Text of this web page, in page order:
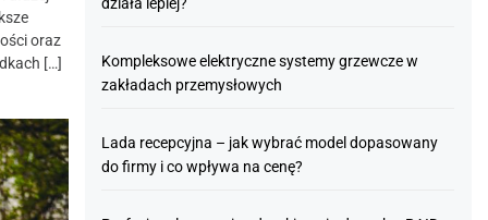
oraz
[…]
Kompleksowe elektryczne systemy grzewcze w
zakładach przemysłowych
Lada recepcyjna – jak wybrać model dopasowany
do firmy i co wpływa na cenę?